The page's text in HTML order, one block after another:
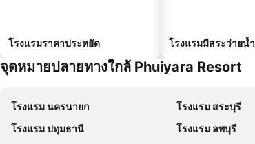
โรงแรมราคาประหยัด โรงแรมมีสระว่ายน้ำ
จุดหมายปลายทางใกล้ Phuiyara Resort
โรงแรม นครนายก โรงแรม สระบุรี
โรงแรม ปทุมธานี
โรงแรม ลพบุรี